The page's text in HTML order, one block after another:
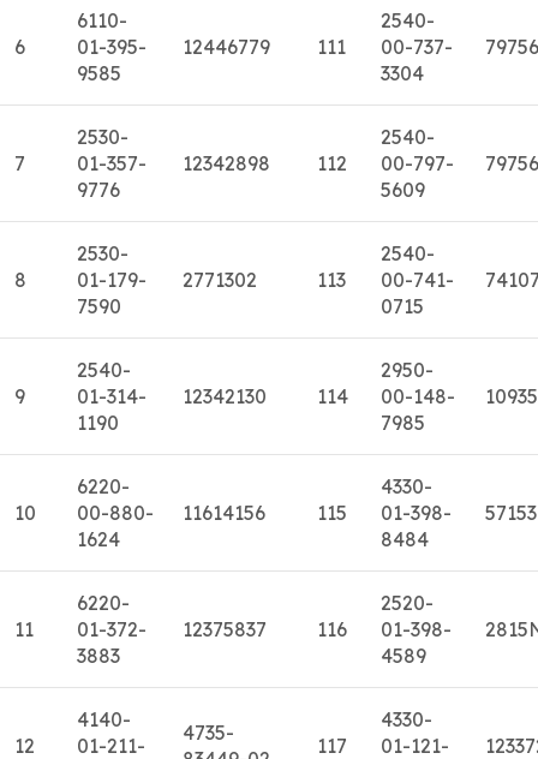
6
6110-
01-395-
9585
12446779 111
2540-
00-737-
3304
7
2530-
01-357-
9776
12342898 112
2540-
00-797-
5609
8
2530-
01-179-
7590
2771302 113
2540-
00-741-
0715
9
2540-
01-314-
1190
12342130 114
2950-
00-148-
7985
10
6220-
00-880-
1624
11614156 115
4330-
01-398-
8484
11
6220-
01-372-
3883
12375837 116
2520-
01-398-
4589
12
4140-
01-211-
4735-
117
4330-
01-121-